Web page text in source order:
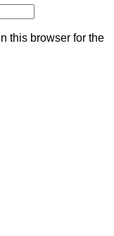
this browser for the